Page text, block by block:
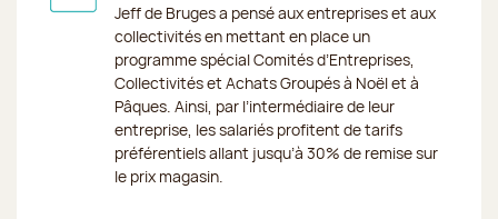
Jeff de Bruges a pensé aux entreprises et aux
collectivités en mettant en place un
programme spécial Comités d’Entreprises,
Collectivités et Achats Groupés à Noël et à
Pâques. Ainsi, par l’intermédiaire de leur
entreprise, les salariés profitent de tarifs
préférentiels allant jusqu’à 30% de remise sur
le prix magasin.